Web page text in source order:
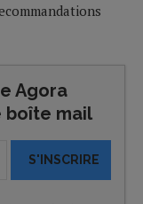
Agora
boîte mail
S'INSCRIRE